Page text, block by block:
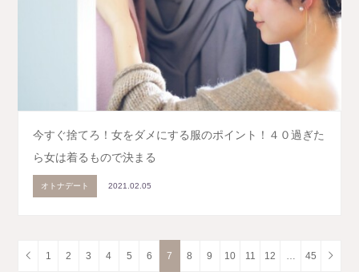
今すぐ捨てろ！女をダメにする服のポイント！４０過ぎた
ら女は着るもので決まる
オトナデート 2021.02.05
1 2 3 4 5 6 7 8 9 10 11 12 45